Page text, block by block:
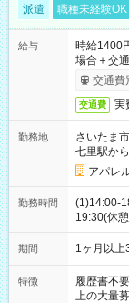
派遣 職種未経験OK
給与
時給1400
場合＋交
交通費
交通費 実
勤務地
さいたま
七里駅か
アパレ
勤務時間
(1)14:00-
19:30(休
ます
期間 1ヶ月以上
特徴 履歴書不要
上の大量